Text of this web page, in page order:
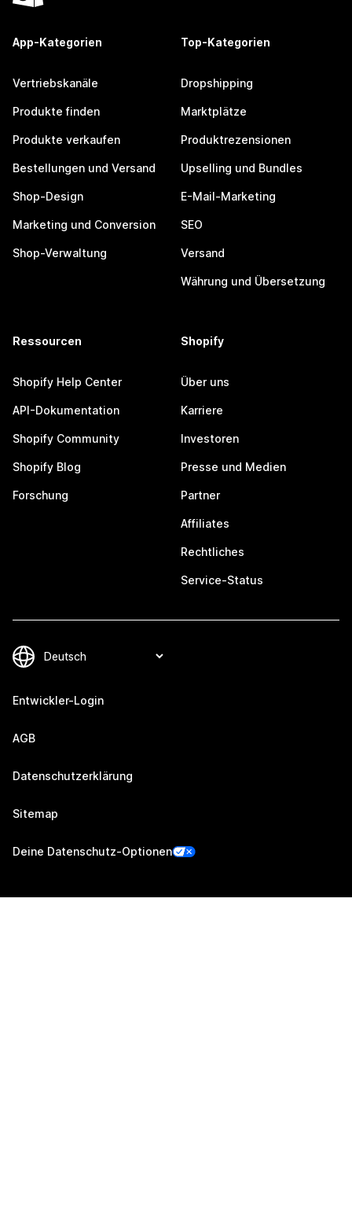
App-Kategorien
Vertriebskanäle
Produkte finden
Produkte verkaufen
Bestellungen und Versand
Shop-Design
Marketing und Conversion
Shop-Verwaltung
Top-Kategorien
Dropshipping
Marktplätze
Produktrezensionen
Upselling und Bundles
E-Mail-Marketing
SEO
Versand
Währung und Übersetzung
Ressourcen
Shopify Help Center
API-Dokumentation
Shopify Community
Shopify Blog
Forschung
Shopify
Über uns
Karriere
Investoren
Presse und Medien
Partner
Affiliates
Rechtliches
Service-Status
Entwickler-Login
AGB
Datenschutzerklärung
Sitemap
Deine Datenschutz-Optionen